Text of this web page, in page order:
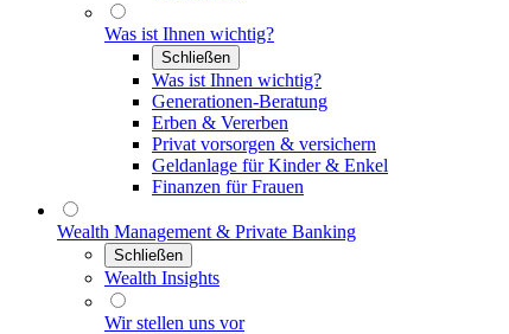
Was ist Ihnen wichtig?
Schließen
Was ist Ihnen wichtig?
Generationen-Beratung
Erben & Vererben
Privat vorsorgen & versichern
Geldanlage für Kinder & Enkel
Finanzen für Frauen
Wealth Management & Private Banking
Schließen
Wealth Insights
Wir stellen uns vor